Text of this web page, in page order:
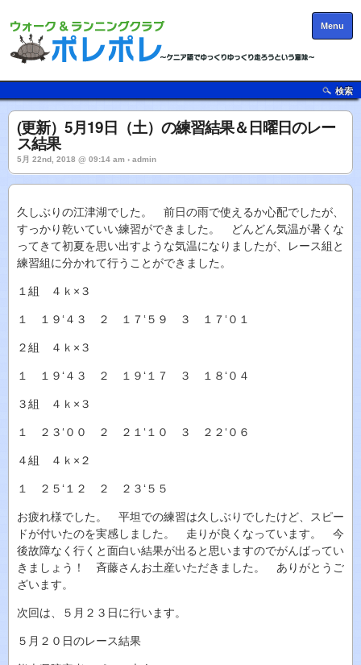
Menu
検索
(更新）5月19日（土）の練習結果＆日曜日のレー
ス結果
5月 22nd, 2018 @ 09:14 am › admin
久しぶりの江津湖でした。 前日の雨で使えるか心配でしたが、
すっかり乾いていい練習ができました。 どんどん気温が暑くな
ってきて初夏を思い出すような気温になりましたが、レース組と
練習組に分かれて行うことができました。
１組 ４ｋ×３
１ １９‘４３ ２ １７‘５９ ３ １７‘０１
２組 ４ｋ×３
１ １９‘４３ ２ １９‘１７ ３ １８‘０４
３組 ４ｋ×３
１ ２３‘００ ２ ２１‘１０ ３ ２２‘０６
４組 ４ｋ×２
１ ２５‘１２ ２ ２３‘５５
お疲れ様でした。 平坦での練習は久しぶりでしたけど、スピー
ドが付いたのを実感しました。 走りが良くなっています。 今
後故障なく行くと面白い結果が出ると思いますのでがんばってい
きましょう！ 斉藤さんお土産いただきました。 ありがとうご
ざいます。
次回は、５月２３日に行います。
５月２０日のレース結果